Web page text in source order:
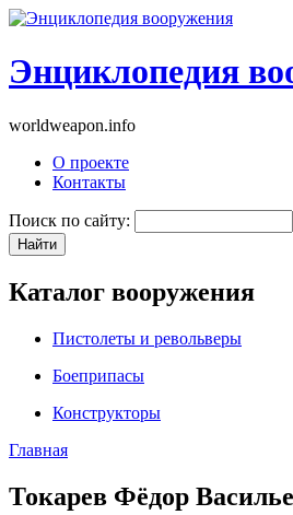
Энциклопедия
worldweapon.info
О проекте
Контакты
Поиск по сайту:
Каталог вооружения
Пистолеты и револьверы
Боеприпасы
Конструкторы
Главная
Токарев Фёдор